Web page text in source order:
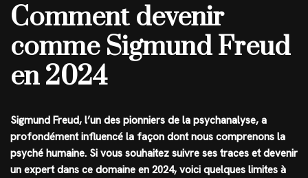
Comment devenir
comme Sigmund Freud
en 2024
Sigmund Freud, l’un des pionniers de la psychanalyse, a
profondément influencé la façon dont nous comprenons la
psyché humaine. Si vous souhaitez suivre ses traces et devenir
un expert dans ce domaine en 2024, voici quelques limites à